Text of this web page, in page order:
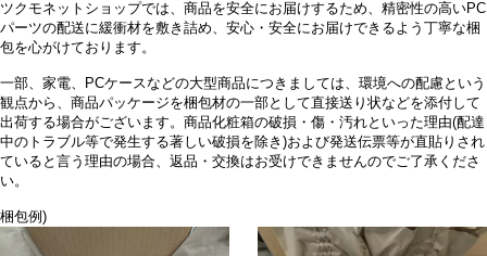
ツクモネットショップでは、商品を安全にお届けするため、精密性の高いPC
パーツの配送に緩衝材を敷き詰め、安心・安全にお届けできるよう丁寧な梱
包を心がけております。
一部、家電、PCケースなどの大型商品につきましては、環境への配慮という
観点から、商品パッケージを梱包材の一部として直接送り状などを添付して
出荷する場合がございます。商品化粧箱の破損・傷・汚れといった理由(配達
中のトラブル等で発生する著しい破損を除き)および発送伝票等が直貼りされ
ていると言う理由の場合、返品・交換はお受けできませんのでご了承くださ
い。
梱包例)